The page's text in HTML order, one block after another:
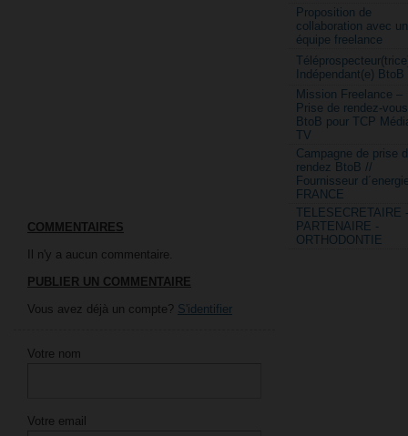
Proposition de
collaboration avec
équipe freelance
Indépendant(e) BtoB
Mission Freelance –
Prise de rendez-vous
BtoB pour TCP
TV
Campagne de prise
rendez BtoB //
Fournisseur
FRANCE
TELESECRETAIRE -
PARTENAIRE -
ORTHODONTIE
COMMENTAIRES
Il n'y a aucun commentaire.
PUBLIER UN COMMENTAIRE
Vous avez déjà un compte? S'identifier
Votre nom
Votre email